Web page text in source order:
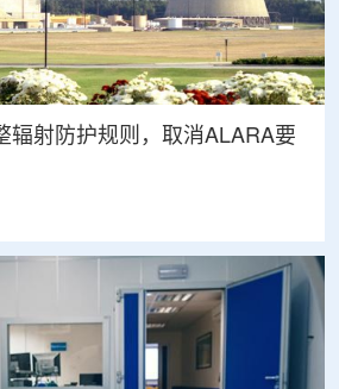
辐射防护规则，取消ALARA要